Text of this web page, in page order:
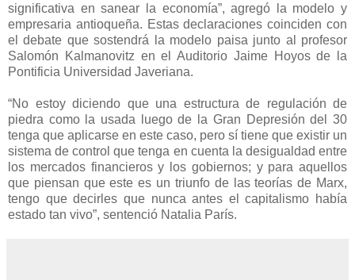
significativa en sanear la economía”, agregó la modelo y
empresaria antioqueña. Estas declaraciones coinciden con
el debate que sostendrá la modelo paisa junto al profesor
Salomón Kalmanovitz en el Auditorio Jaime Hoyos de la
Pontificia Universidad Javeriana.
“No estoy diciendo que una estructura de regulación de
piedra como la usada luego de la Gran Depresión del 30
tenga que aplicarse en este caso, pero sí tiene que existir un
sistema de control que tenga en cuenta la desigualdad entre
los mercados financieros y los gobiernos; y para aquellos
que piensan que este es un triunfo de las teorías de Marx,
tengo que decirles que nunca antes el capitalismo había
estado tan vivo”, sentenció Natalia París.